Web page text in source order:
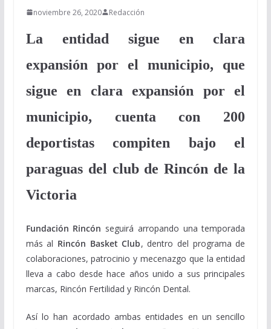
noviembre 26, 2020 Redacción
La entidad sigue en clara
expansión por el municipio, que
sigue en clara expansión por el
municipio, cuenta con 200
deportistas compiten bajo el
paraguas del club de Rincón de la
Victoria
Fundación Rincón seguirá arropando una temporada
más al Rincón Basket Club, dentro del programa de
colaboraciones, patrocinio y mecenazgo que la entidad
lleva a cabo desde hace años unido a sus principales
marcas, Rincón Fertilidad y Rincón Dental.
Así lo han acordado ambas entidades en un sencillo